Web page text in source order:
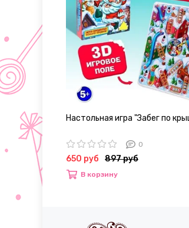
Настольная игра "Забег по
0
650 руб 897 руб
В корзину